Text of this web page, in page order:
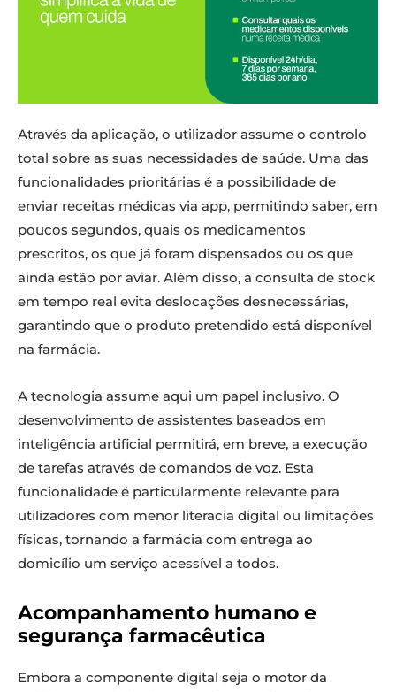
Através da aplicação, o utilizador assume o controlo
total sobre as suas necessidades de saúde. Uma das
funcionalidades prioritárias é a possibilidade de
enviar receitas médicas via app, permitindo saber, em
poucos segundos, quais os medicamentos
prescritos, os que já foram dispensados ou os que
ainda estão por aviar. Além disso, a consulta de stock
em tempo real evita deslocações desnecessárias,
garantindo que o produto pretendido está disponível
na farmácia.
A tecnologia assume aqui um papel inclusivo. O
desenvolvimento de assistentes baseados em
inteligência artificial permitirá, em breve, a execução
de tarefas através de comandos de voz. Esta
funcionalidade é particularmente relevante para
utilizadores com menor literacia digital ou limitações
físicas, tornando a farmácia com entrega ao
domicílio um serviço acessível a todos.
Acompanhamento humano e
segurança farmacêutica
Embora a componente digital seja o motor da